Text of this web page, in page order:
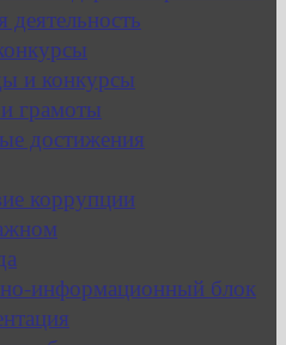
деятельность
и конкурсы
грамоты
достижения
коррупции
информационный блок